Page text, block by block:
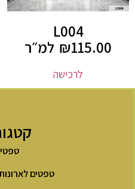
L004
₪115.00 למ״ר
לרכישה
טפטים